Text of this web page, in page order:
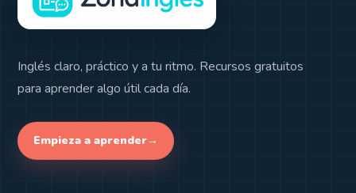
Inglés claro, práctico y a tu ritmo. Recursos gratuitos
para aprender algo útil cada día.
Empieza a aprender→